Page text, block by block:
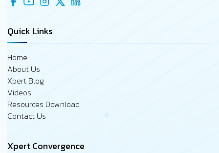
Quick Links
Home
About Us
Xpert Blog
Videos
Resources Download
Contact Us
Xpert Convergence